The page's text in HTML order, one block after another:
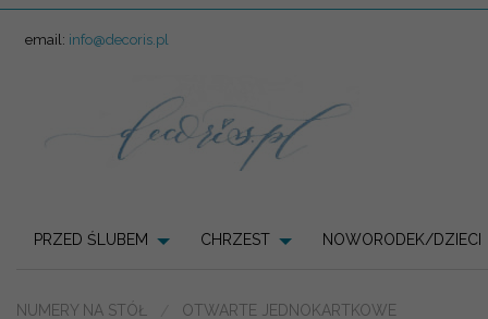
email: info@decoris.pl
PRZED ŚLUBEM CHRZEST NOWORODEK/DZIECI
NUMERY NA STÓŁ OTWARTE JEDNOKARTKOWE